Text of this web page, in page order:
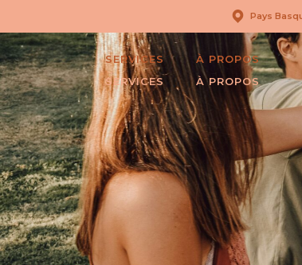
Pays
SERVICES À PROPOS
SERVICES
À PROPOS